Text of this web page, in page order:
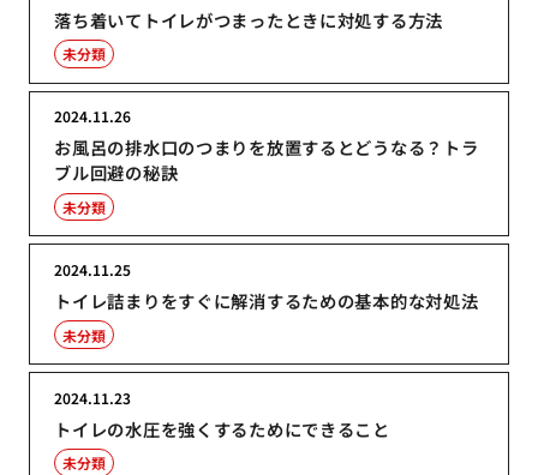
落ち着いてトイレがつまったときに対処する方法
未分類
お風呂の排水口のつまりを放置するとどうなる？トラ
ブル回避の秘訣
2024.11.26
未分類
トイレ詰まりをすぐに解消するための基本的な対処法
2024.11.25
未分類
トイレの水圧を強くするためにできること
2024.11.23
未分類